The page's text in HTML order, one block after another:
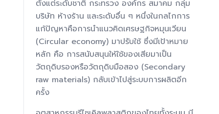
ตั้งแต่ระดับชาติ กระทรวง องค์กร สมาคม กลุ่ม
บริษัท ห้างร้าน และระดับอื่น ๆ หนึ่งในกลไกการ
แก้ปัญหาคือการนำแนวคิดเศรษฐกิจหมุนเวียน
(Circular economy) มาปรับใช้ ซึ่งมีเป้าหมาย
หลัก คือ การสนับสนุนให้ใช้ของเสียมาเป็น
วัตถุดิบรองหรือวัตถุดิบมือสอง (Secondary
raw materials) กลับเข้าไปสู่ระบบการผลิตอีก
ครั้ง